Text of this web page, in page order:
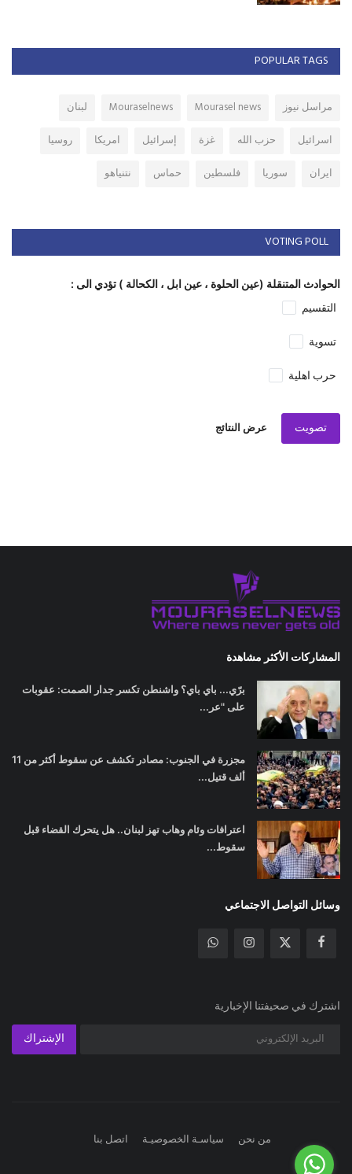
POPULAR TAGS
مراسل نيوز Mourasel news
Mouraselnews
لبنان
اسرائيل
حزب الله غزة إسرائيل امريكا
روسيا
ايران
سوريا فلسطين حماس نتنياهو
VOTING POLL
الحوادث المتنقلة (عين الحلوة ، عين ابل ، الكحالة ) تؤدي الى :
التقسيم
تسوية
حرب اهلية
تصويت عرض النتائج
المشاركات الأكثر مشاهدة
برّي... باي باي؟ واشنطن تكسر جدار الصمت: عقوبات
على "عر...
مجزرة في الجنوب: مصادر تكشف عن سقوط أكثر من 11
ألف قتيل...
اعترافات وئام وهاب تهز لبنان.. هل يتحرك القضاء قبل
سقوط...
وسائل التواصل الاجتماعي
اشترك في صحيفتنا الإخبارية
الإشتراك
من نحن سياسـة الخصوصيـة اتصل بنا